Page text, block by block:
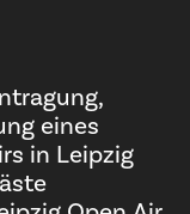
eines
in Leipzig